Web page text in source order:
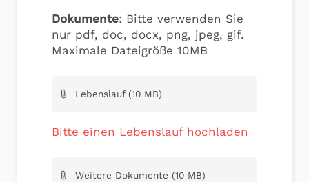
Dokumente: Bitte verwenden Sie
nur pdf, doc, docx, png, jpeg, gif.
Maximale Dateigröße 10MB
attach_file Lebenslauf (10 MB)
Bitte einen Lebenslauf hochladen
attach_file Weitere Dokumente (10 MB)